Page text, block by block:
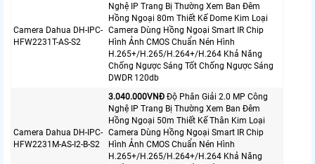
Camera Dahua DH-IPC-
HFW2231T-AS-S2
Nghệ IP Trang Bị Thường Xem Ban Đêm
Hồng Ngoại 80m Thiết Kế Dome Kim Loại
Camera Dùng Hồng Ngoại Smart IR Chip
Hình Ảnh CMOS Chuẩn Nén Hình
H.265+/H.265/H.264+/H.264 Khả Năng
Chống Ngược Sáng Tốt Chống Ngược Sáng
DWDR 120db
Camera Dahua DH-IPC-
HFW2231M-AS-I2-B-S2
3.040.000VNÐ Độ Phân Giải 2.0 MP Công
Nghệ IP Trang Bị Thường Xem Ban Đêm
Hồng Ngoại 50m Thiết Kế Thân Kim Loại
Camera Dùng Hồng Ngoại Smart IR Chip
Hình Ảnh CMOS Chuẩn Nén Hình
H.265+/H.265/H.264+/H.264 Khả Năng